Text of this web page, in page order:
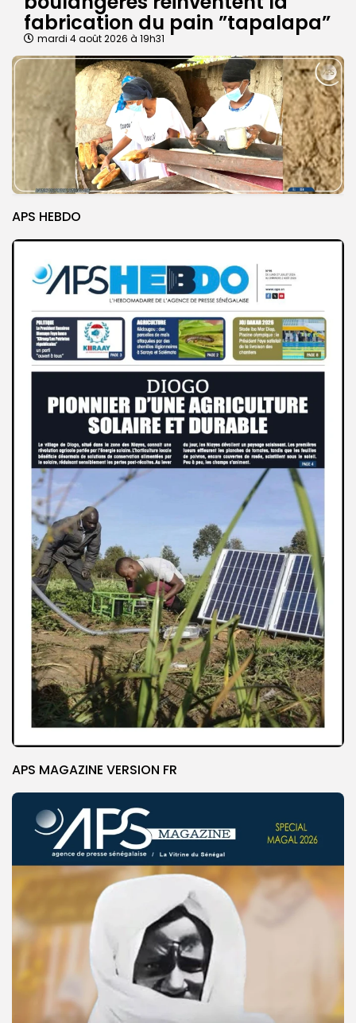
fabrication du pain ”tapalapa”
mardi 4 août 2026 à 19h31
APS HEBDO
APS MAGAZINE VERSION FR